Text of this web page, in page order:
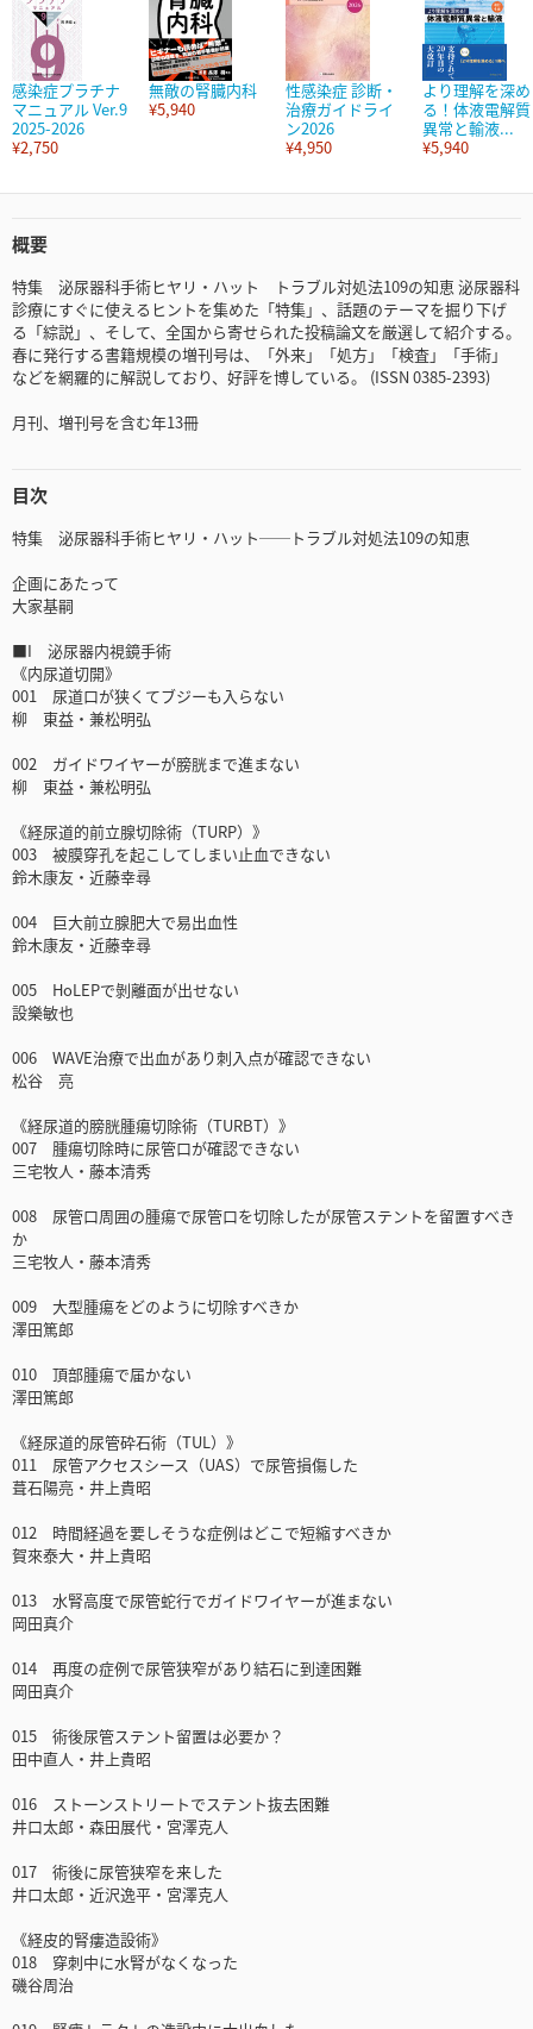
感染症プラチナ
マニュアル Ver.9
2025-2026
¥2,750
無敵の腎臓内科
¥5,940
性感染症 診断・
治療ガイドライ
ン2026
¥4,950
より理解を深め
る！体液電解質
異常と輸液...
¥5,940
概要
特集 泌尿器科手術ヒヤリ・ハット トラブル対処法109の知恵 泌尿器科
診療にすぐに使えるヒントを集めた「特集」、話題のテーマを掘り下げ
る「綜説」、そして、全国から寄せられた投稿論文を厳選して紹介する。
春に発行する書籍規模の増刊号は、「外来」「処方」「検査」「手術」
などを網羅的に解説しており、好評を博している。 (ISSN 0385-2393)
月刊、増刊号を含む年13冊
目次
特集 泌尿器科手術ヒヤリ・ハット──トラブル対処法109の知恵
企画にあたって
大家基嗣
■I 泌尿器内視鏡手術
《内尿道切開》
001 尿道口が狭くてブジーも入らない
柳 東益・兼松明弘
002 ガイドワイヤーが膀胱まで進まない
柳 東益・兼松明弘
《経尿道的前立腺切除術（TURP）》
003 被膜穿孔を起こしてしまい止血できない
鈴木康友・近藤幸尋
004 巨大前立腺肥大で易出血性
鈴木康友・近藤幸尋
005 HoLEPで剝離面が出せない
設樂敏也
006 WAVE治療で出血があり刺入点が確認できない
松谷 亮
《経尿道的膀胱腫瘍切除術（TURBT）》
007 腫瘍切除時に尿管口が確認できない
三宅牧人・藤本清秀
008 尿管口周囲の腫瘍で尿管口を切除したが尿管ステントを留置すべき
か
三宅牧人・藤本清秀
009 大型腫瘍をどのように切除すべきか
澤田篤郎
010 頂部腫瘍で届かない
澤田篤郎
《経尿道的尿管砕石術（TUL）》
011 尿管アクセスシース（UAS）で尿管損傷した
葺石陽亮・井上貴昭
012 時間経過を要しそうな症例はどこで短縮すべきか
賀來泰大・井上貴昭
013 水腎高度で尿管蛇行でガイドワイヤーが進まない
岡田真介
014 再度の症例で尿管狭窄があり結石に到達困難
岡田真介
015 術後尿管ステント留置は必要か？
田中直人・井上貴昭
016 ストーンストリートでステント抜去困難
井口太郎・森田展代・宮澤克人
017 術後に尿管狭窄を来した
井口太郎・近沢逸平・宮澤克人
《経皮的腎瘻造設術》
018 穿刺中に水腎がなくなった
磯谷周治